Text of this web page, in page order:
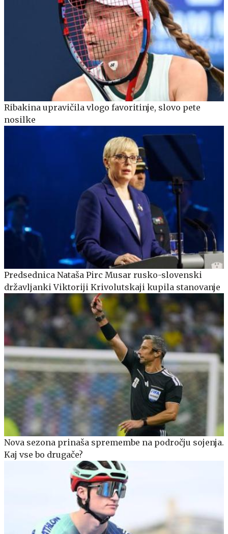
Ribakina upravičila vlogo favoritinje, slovo pete
nosilke
Predsednica Nataša Pirc Musar rusko-slovenski
državljanki Viktoriji Krivolutskaji kupila stanovanje
Nova sezona prinaša spremembe na področju sojenja.
Kaj vse bo drugače?